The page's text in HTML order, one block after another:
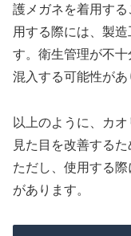
護メガネを着用す
用する際には、製
す。衛生管理が不
混入する可能性があ
以上のように、カ
見た目を改善する
ただし、使用する
があります。